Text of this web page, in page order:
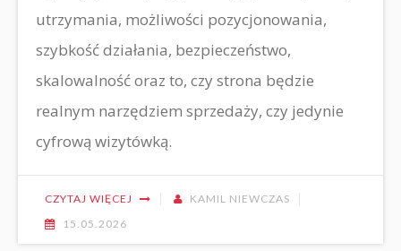
utrzymania, możliwości pozycjonowania,
szybkość działania, bezpieczeństwo,
skalowalność oraz to, czy strona będzie
realnym narzędziem sprzedaży, czy jedynie
cyfrową wizytówką.
CZYTAJ WIĘCEJ
KAMIL NIEWCZAS
15.05.2026